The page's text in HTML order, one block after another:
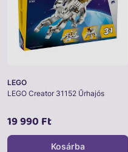
LEGO
LEGO Creator 31152 Űrhajós
19 990 Ft
Kosárba